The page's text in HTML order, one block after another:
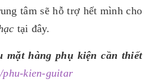
tâm sẽ hỗ trợ hết mình cho
tại đây.
mặt hàng phụ kiện cần thiết
phu-kien-guitar